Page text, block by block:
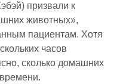
призвали к
животных»,
пациентам. Хотя
часов
сколько домашних